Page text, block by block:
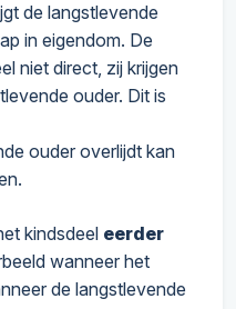
de langstlevende
in eigendom. De
niet direct, zij krijgen
ouder. Dit is
ouder overlijdt kan
kindsdeel eerder
wanneer het
de langstlevende